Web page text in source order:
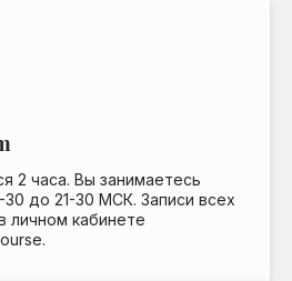
2 часа. Вы занимаетесь
до 21-30 МСК. Записи всех
личном кабинете